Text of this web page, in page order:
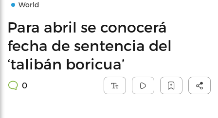
World
Para abril se conocerá
fecha de sentencia del
‘talibán boricua’
0